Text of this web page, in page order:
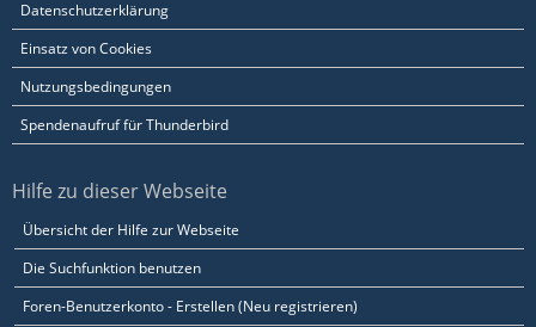
Datenschutzerklärung
Einsatz von Cookies
Nutzungsbedingungen
Spendenaufruf für Thunderbird
Hilfe zu dieser Webseite
Übersicht der Hilfe zur Webseite
Die Suchfunktion benutzen
Foren-Benutzerkonto - Erstellen (Neu registrieren)